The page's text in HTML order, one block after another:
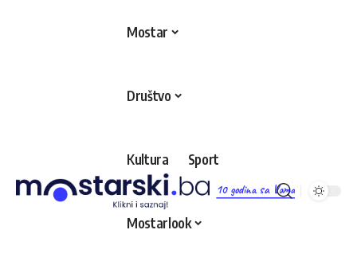
10 godina sa Vama
Mostar
Društvo
Kultura Sport
Mostarlook